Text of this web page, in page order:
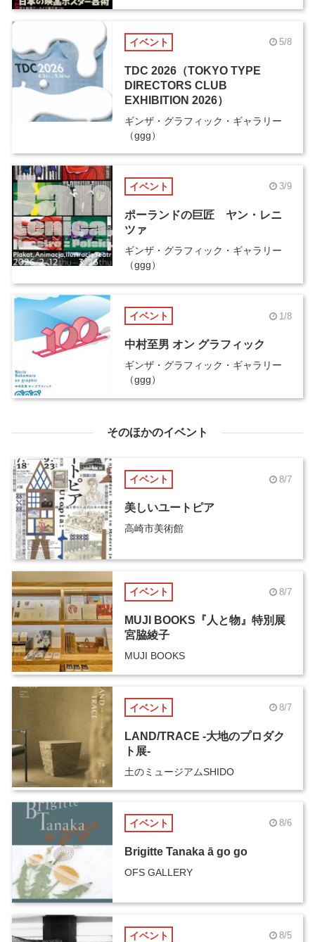
イベント 5/8
TDC 2026（TOKYO TYPE
DIRECTORS CLUB
EXHIBITION 2026）
ギンザ・グラフィック・ギャラリー
（ggg）
イベント 3/9
ポーランドの巨匠 ヤン・レニ
ツァ
ギンザ・グラフィック・ギャラリー
（ggg）
イベント 1/8
中村至男 オン グラフィック
ギンザ・グラフィック・ギャラリー
（ggg）
そのほかのイベント
イベント 8/7
美しいユートピア
高崎市美術館
イベント 8/7
MUJI BOOKS『人と物』特別展
宮脇綾子
MUJI BOOKS
イベント 8/7
LAND/TRACE -大地のプロダク
ト展-
土のミュージアムSHIDO
イベント 8/6
Brigitte Tanaka ā go go
OFS GALLERY
イベント 8/5